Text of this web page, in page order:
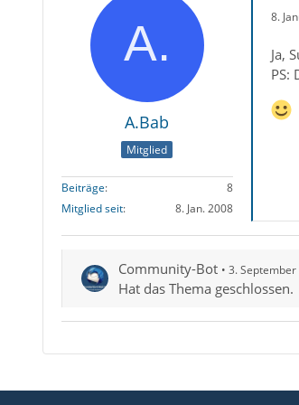
A.Bab
Mitglied
Beiträge
8
Mitglied seit
8. Jan. 2008
8.
Ja,
PS:
Community-Bot 3.
Hat das Thema geschlossen.